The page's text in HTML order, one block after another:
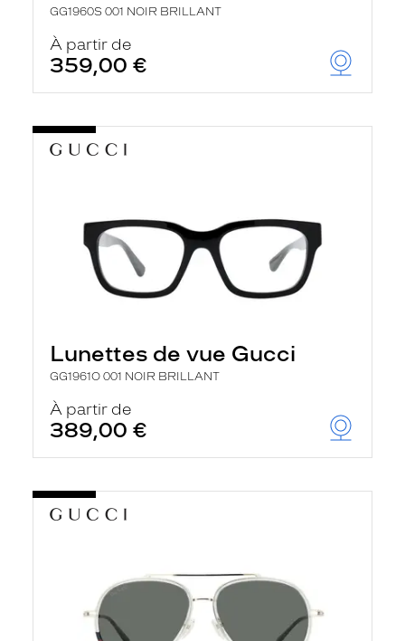
GG1960S 001 NOIR BRILLANT
À partir de
359,00 €
Lunettes de vue Gucci
GG1961O 001 NOIR BRILLANT
À partir de
389,00 €